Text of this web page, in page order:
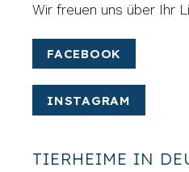
Wir freuen uns über Ihr
FACEBOOK
INSTAGRAM
TIERHEIME IN